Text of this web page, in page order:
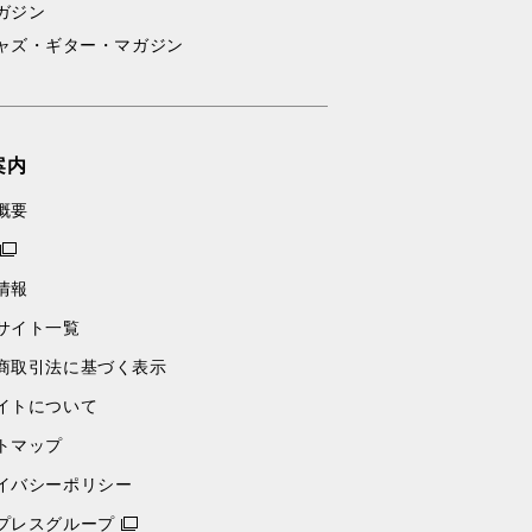
ジン
ズ・ギター・マガジン
内
要
報
イト一覧
取引法に基づく表示
トについて
マップ
バシーポリシー
レスグループ